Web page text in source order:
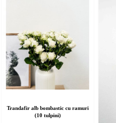
Trandafir alb bombastic cu ramuri
(10 tulpini)